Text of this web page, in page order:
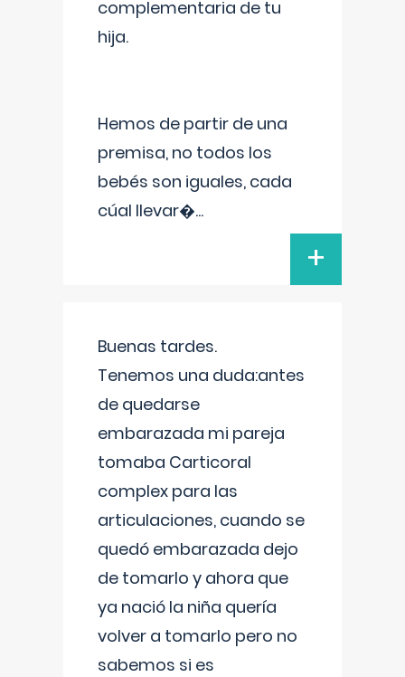
complementaria de tu
hija.
Hemos de partir de una
premisa, no todos los
bebés son iguales, cada
cúal llevar�...
+
Buenas tardes.
Tenemos una duda:antes
de quedarse
embarazada mi pareja
tomaba Carticoral
complex para las
articulaciones, cuando se
quedó embarazada dejo
de tomarlo y ahora que
ya nació la niña quería
volver a tomarlo pero no
sabemos si es